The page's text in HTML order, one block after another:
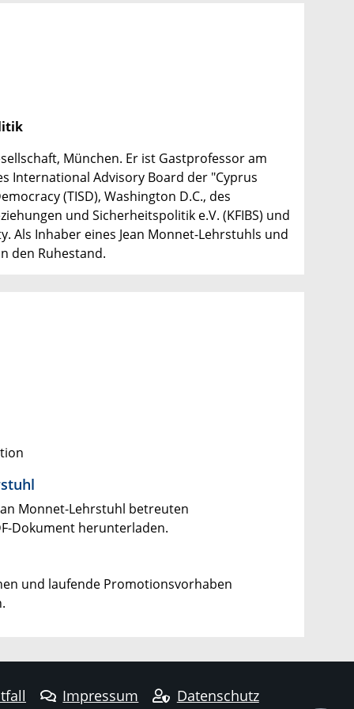
München. Er ist Gastprofessor am
International Advisory Board der "Cyprus
(TISD), Washington D.C., des
und Sicherheitspolitik e.V. (KFIBS) und
Als Inhaber eines Jean Monnet-Lehrstuhls und
den Ruhestand.
Monnet-Lehrstuhl betreuten
Dokument herunterladen.
und laufende Promotionsvorhaben
Impressum Datenschutz